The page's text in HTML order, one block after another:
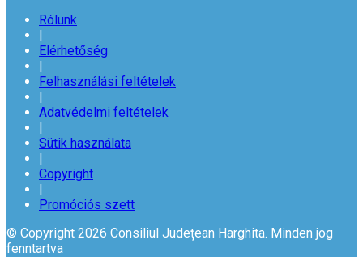
Rólunk
|
Elérhetőség
|
Felhasználási feltételek
|
Adatvédelmi feltételek
|
Sütik használata
|
Copyright
|
Promóciós szett
© Copyright 2026 Consiliul Județean Harghita. Minden jog
fenntartva